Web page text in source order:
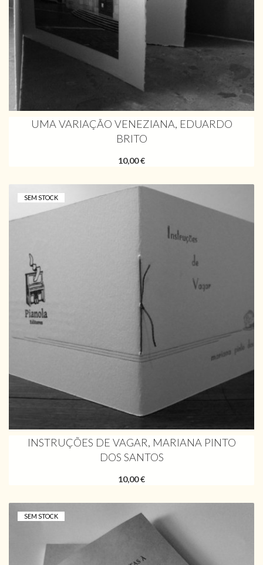
UMA VARIAÇÃO VENEZIANA, EDUARDO
BRITO
10,00 €
SEM STOCK
INSTRUÇÕES DE VAGAR, MARIANA PINTO
DOS SANTOS
10,00 €
SEM STOCK